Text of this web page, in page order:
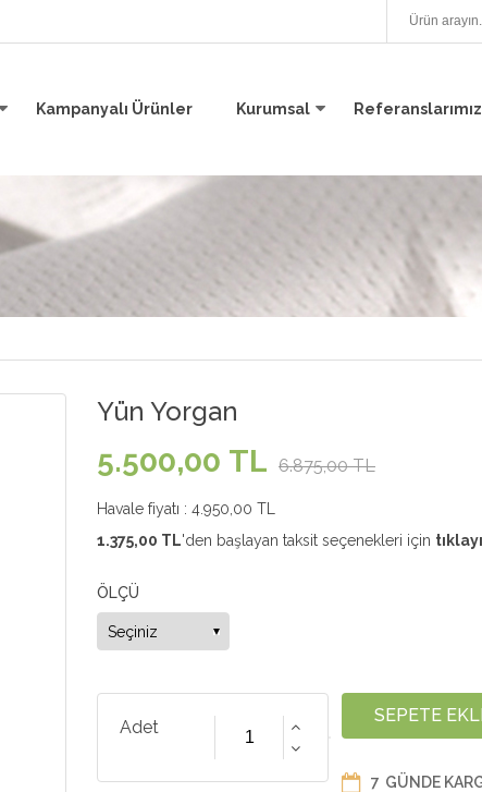
Kampanyalı Ürünler Kurumsal Referanslarımız
Yün Yorgan
5.500,00 TL 6.875,00 TL
Havale fiyatı : 4.950,00 TL
1.375,00 TL'den başlayan taksit seçenekleri için
ÖLÇÜ
Adet
7